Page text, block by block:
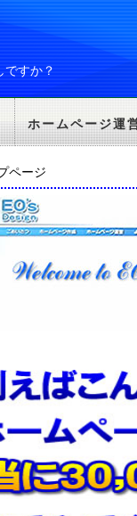
すか？
ホームページ運
ページ